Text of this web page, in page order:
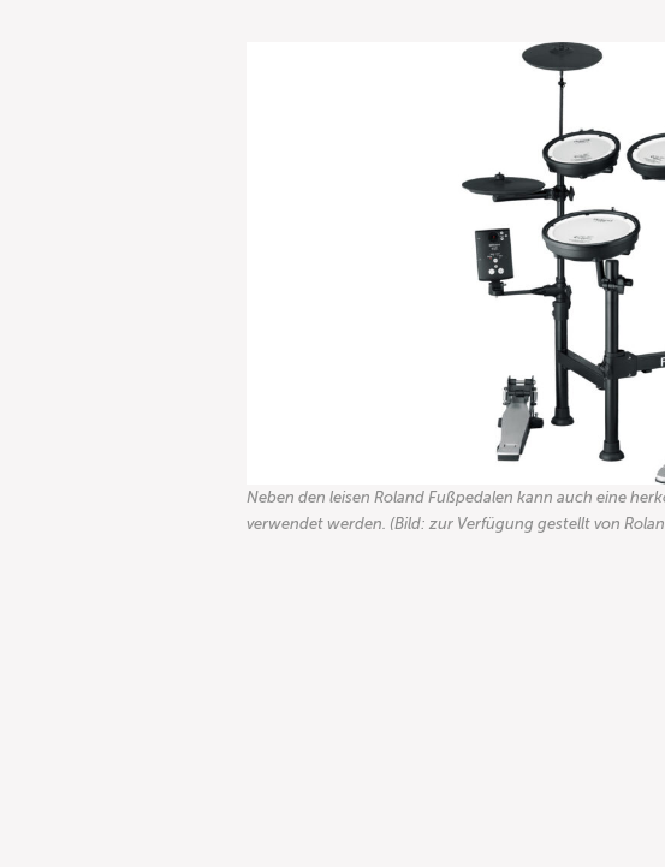
Neben den leisen Roland Fußpedalen kann auch eine
verwendet werden. (Bild: zur Verfügung gestellt von